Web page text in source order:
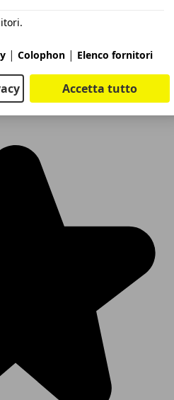
| Colophon | Elenco fornitori
Accetta tutto